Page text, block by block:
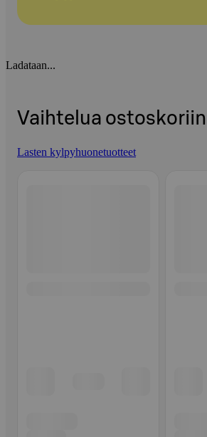
Ladataan...
Vaihtelua ostoskoriin
Lasten kylpyhuonetuotteet